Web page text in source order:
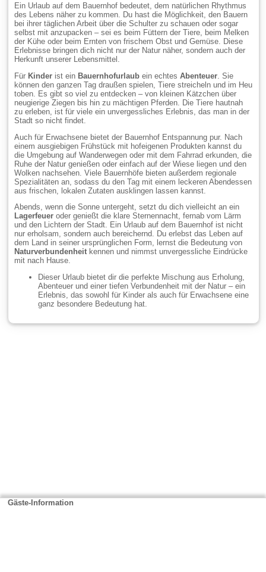
Ein Urlaub auf dem Bauernhof bedeutet, dem natürlichen Rhythmus
des Lebens näher zu kommen. Du hast die Möglichkeit, den Bauern
bei ihrer täglichen Arbeit über die Schulter zu schauen oder sogar
selbst mit anzupacken – sei es beim Füttern der Tiere, beim Melken
der Kühe oder beim Ernten von frischem Obst und Gemüse. Diese
Erlebnisse bringen dich nicht nur der Natur näher, sondern auch der
Herkunft unserer Lebensmittel.
Für Kinder ist ein Bauernhofurlaub ein echtesAbenteuer . Sie
können den ganzen Tag draußen spielen, Tiere streicheln und im Heu
toben. Es gibt so viel zu entdecken – von kleinen Kätzchen über
neugierige Ziegen bis hin zu mächtigen Pferden. Die Tiere hautnah
zu erleben, ist für viele ein unvergessliches Erlebnis, das man in der
Stadt so nicht findet.
Auch für Erwachsene bietet der Bauernhof Entspannung pur. Nach
einem ausgiebigen Frühstück mit hofeigenen Produkten kannst du
die Umgebung auf Wanderwegen oder mit dem Fahrrad erkunden, die
Ruhe der Natur genießen oder einfach auf der Wiese liegen und den
Wolken nachsehen. Viele Bauernhöfe bieten außerdem regionale
Spezialitäten an, sodass du den Tag mit einem leckeren Abendessen
aus frischen, lokalen Zutaten ausklingen lassen kannst.
Abends, wenn die Sonne untergeht, setzt du dich vielleicht an ein
Lagerfeuer oder genießt die klare Sternennacht, fernab vom Lärm
und den Lichtern der Stadt. Ein Urlaub auf dem Bauernhof ist nicht
nur erholsam, sondern auch bereichernd. Du erlebst das Leben auf
dem Land in seiner ursprünglichen Form, lernst die Bedeutung von
Naturverbundenheit kennen und nimmst unvergessliche Eindrücke
mit nach Hause.
Dieser Urlaub bietet dir die perfekte Mischung aus Erholung,
Abenteuer und einer tiefen Verbundenheit mit der Natur – ein
Erlebnis, das sowohl für Kinder als auch für Erwachsene eine
ganz besondere Bedeutung hat.
Gäste-Information